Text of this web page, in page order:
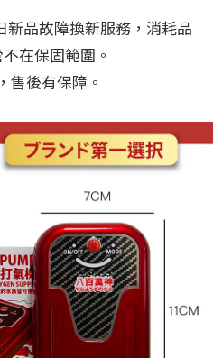
新品故障換新服務，消耗品
在保固範圍。
售後有保障。